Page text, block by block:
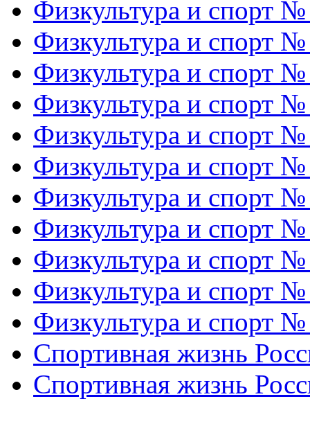
Физкультура и спорт
Физкультура и спорт
Физкультура и спорт
Физкультура и спорт
Физкультура и спорт
Физкультура и спорт
Физкультура и спорт
Физкультура и спорт
Физкультура и спорт
Физкультура и спорт
Физкультура и спорт
Спортивная жизнь
Спортивная жизнь